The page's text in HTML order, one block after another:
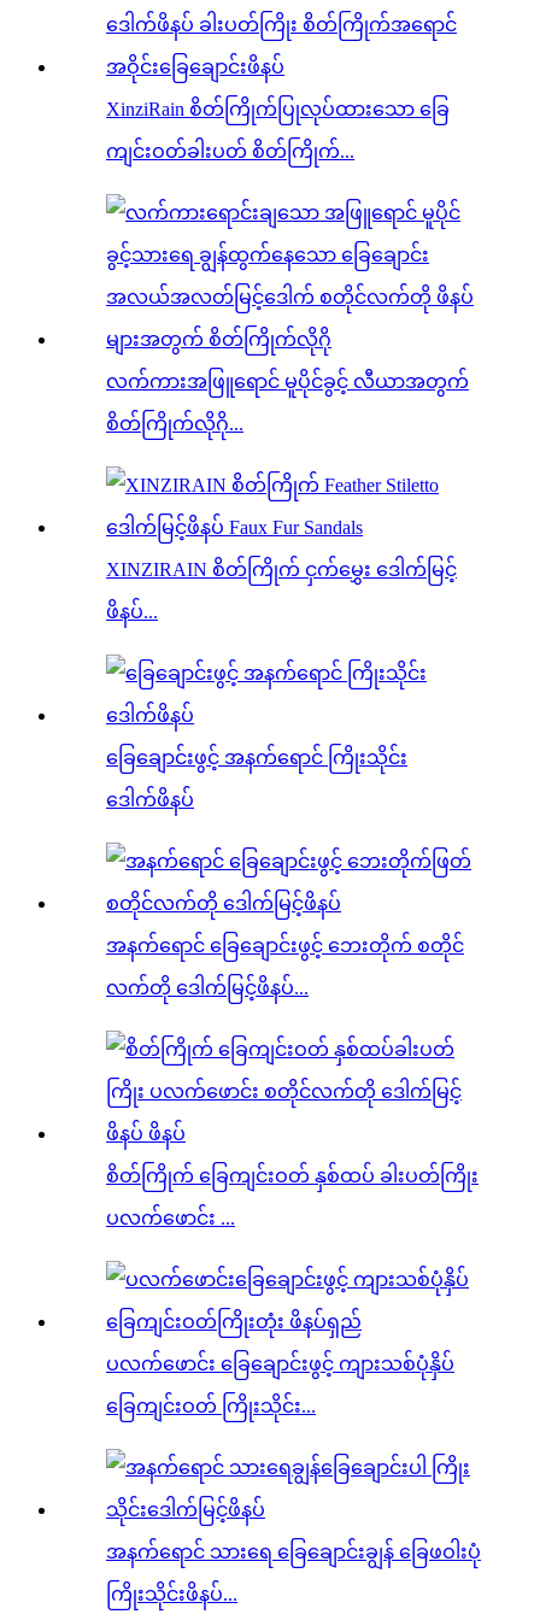
XinziRain စိတ်ကြိုက်ပြုလုပ်ထားသော ခြေ
ကျင်းဝတ်ခါးပတ် စိတ်ကြိုက်...
လက်ကားအဖြူရောင် မူပိုင်ခွင့် လီယာအတွက်
စိတ်ကြိုက်လိုဂို...
XINZIRAIN စိတ်ကြိုက် ငှက်မွှေး ဒေါက်မြင့်
ဖိနပ်...
ခြေချောင်းဖွင့် အနက်ရောင် ကြိုးသိုင်း
ဒေါက်ဖိနပ်
အနက်ရောင် ခြေချောင်းဖွင့် ဘေးတိုက် စတိုင်
လက်တို ဒေါက်မြင့်ဖိနပ်...
စိတ်ကြိုက် ခြေကျင်းဝတ် နှစ်ထပ် ခါးပတ်ကြိုး
ပလက်ဖောင်း ...
ပလက်ဖောင်း ခြေချောင်းဖွင့် ကျားသစ်ပုံနှိပ်
ခြေကျင်းဝတ် ကြိုးသိုင်း...
အနက်ရောင် သားရေ ခြေချောင်းချွန် ခြေဖဝါးပုံ
ကြိုးသိုင်းဖိနပ်...